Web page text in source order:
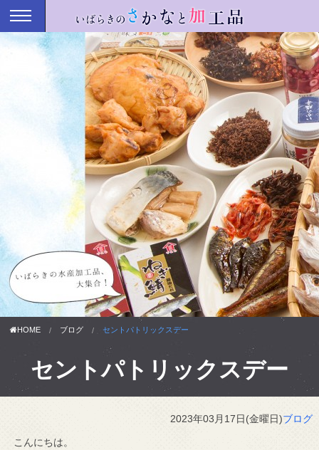
HOME ブログ セントパトリックスデー
セントパトリックスデー
2023年03月17日(金曜日)ブログ
こんにちは。